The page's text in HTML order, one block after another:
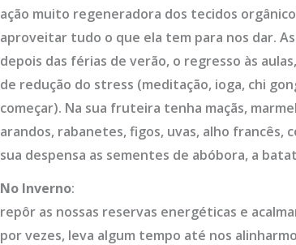
ação muito regeneradora dos tecidos
aproveitar tudo o que ela tem para nos dar.
depois das férias de verão, o regresso às
de redução do stress (meditação, ioga, chi
começar). Na sua fruteira tenha maçãs,
arandos, rabanetes, figos, uvas, alho francês,
sua despensa as sementes de abóbora, a
No Inverno:
repôr as nossas reservas energéticas e
por vezes, leva algum tempo até nos